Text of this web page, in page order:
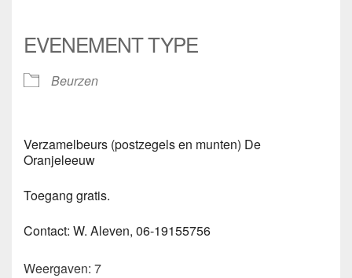
EVENEMENT TYPE
Beurzen
Verzamelbeurs (postzegels en munten) De
Oranjeleeuw
Toegang gratis.
Contact: W. Aleven, 06-19155756
Weergaven: 7